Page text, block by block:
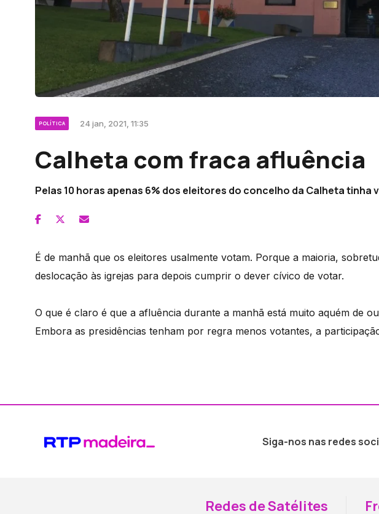
POLÍTICA 24 jan, 2021, 11:35
Calheta com fraca afluência
Pelas 10 horas apenas 6% dos eleitores do concelho da Calheta tinha
É de manhã que os eleitores usalmente votam. Porque a maioria,
deslocação às igrejas para depois cumprir o dever cívico de votar.
O que é claro é que a afluência durante a manhã está muito aquém de
Embora as presidências tenham por regra menos votantes, a
Siga-nos nas redes
Redes de Satélites